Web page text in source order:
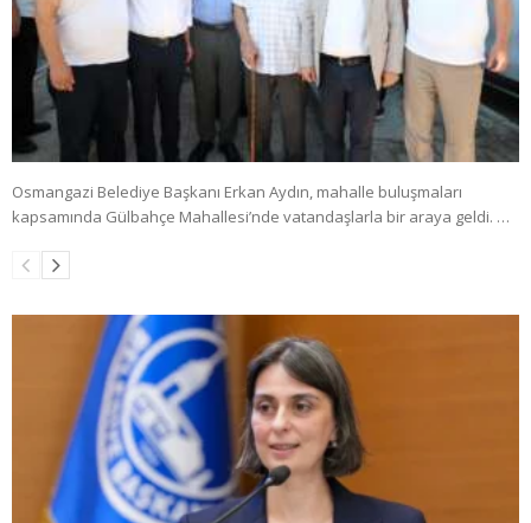
Osmangazi Belediye Başkanı Erkan Aydın, mahalle buluşmaları
kapsamında Gülbahçe Mahallesi’nde vatandaşlarla bir araya geldi. …